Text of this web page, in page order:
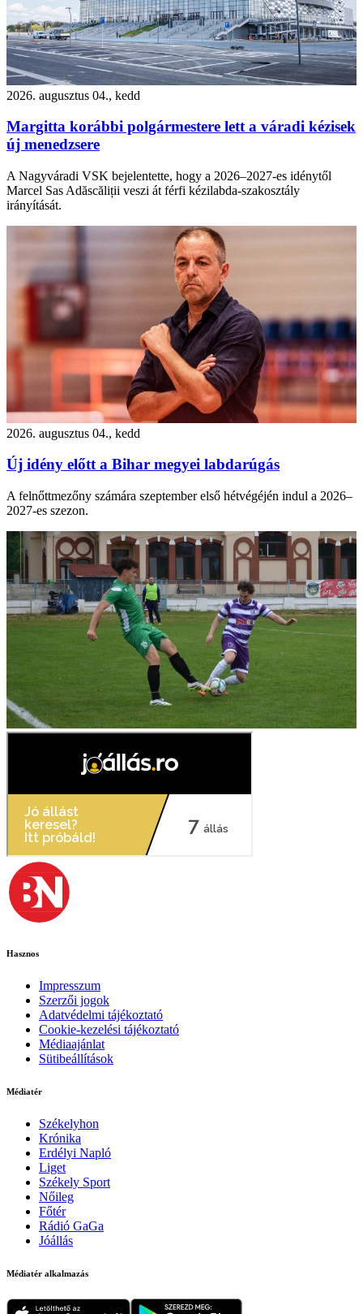
2026. augusztus 04., kedd
Margitta korábbi polgármestere lett a váradi kézisek
új menedzsere
A Nagyváradi VSK bejelentette, hogy a 2026–2027-es idénytől
Marcel Sas Adăscăliții veszi át férfi kézilabda-szakosztály
irányítását.
2026. augusztus 04., kedd
Új idény előtt a Bihar megyei labdarúgás
A felnőttmezőny számára szeptember első hétvégéjén indul a 2026–
2027-es szezon.
Hasznos
Impresszum
Szerzői jogok
Adatvédelmi tájékoztató
Cookie-kezelési tájékoztató
Médiaajánlat
Sütibeállítások
Médiatér
Székelyhon
Krónika
Erdélyi Napló
Liget
Székely Sport
Nőileg
Főtér
Rádió GaGa
Jóállás
Médiatér alkalmazás